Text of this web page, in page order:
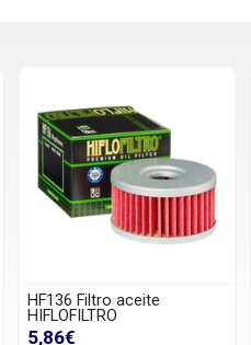
HF137 Filtro aceite